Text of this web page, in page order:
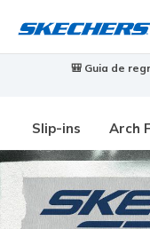
🎒 Guia de
Slip-ins Arch